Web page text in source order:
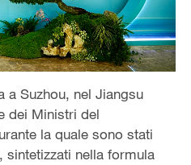
a Suzhou, nel Jiangsu
dei Ministri del
la quale sono stati
nella formula